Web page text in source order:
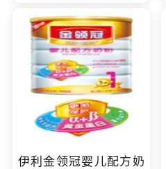
伊利金领冠婴儿配方奶